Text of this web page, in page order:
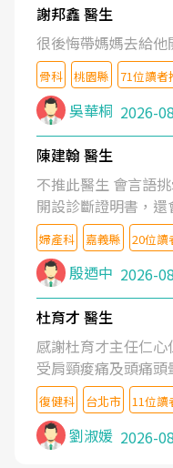
謝邦鑫 醫生
很後悔帶媽媽去給他
骨科 桃園縣 71位讀者
吳華桐 2026-
陳建翰 醫生
不推此醫生 會言語
開設診斷證明書，還
婦產科 嘉義縣 20位讀
殷迺中 2026-
杜育才 醫生
感謝杜育才主任仁
受肩頸痠痛及頭痛
檢查,也嘗試過西醫
沒有用,後來連吃到
症狀,沒多久就痛起
台灣親友介紹忠孝
復健科 台北市 11位讀
劉淑媛 2026-